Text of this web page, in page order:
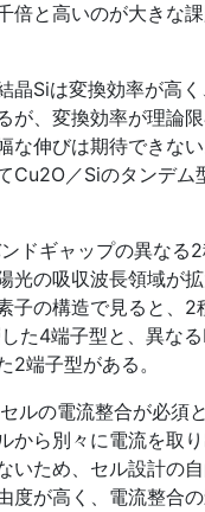
倍と高いのが大きな
晶Siは変換効率が高
が、変換効率が理論
な伸びは期待できな
Cu2O／Siのタンデム
ドギャップの異なる
光の吸収波長領域が
子の構造で見ると、2
た4端子型と、異な
2端子型がある。
ルの電流整合が必須
から別々に電流を取
いため、セル設計の
度が高く、電流整合